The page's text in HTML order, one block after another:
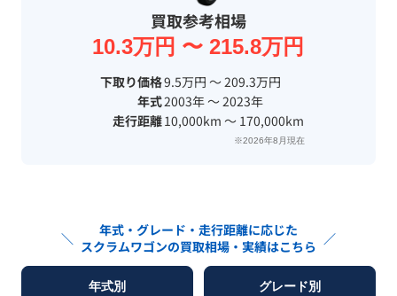
買取参考相場
10.3万円 〜 215.8万円
下取り価格9.5万円 〜 209.3万円
年式2003年 〜 2023年
走行距離10,000km 〜 170,000km
※2026年8月現在
＼
年式・グレード・走行距離に応じた
スクラムワゴンの買取相場・実績はこちら ／
年式別
グレード別